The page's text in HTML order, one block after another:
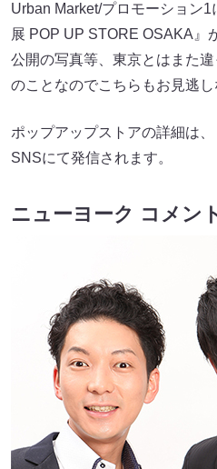
Urban Market/プロモーション
展 POP UP STORE OSAKA』
公開の写真等、東京とはまた
のことなのでこちらもお見逃し
ポップアップストアの詳細は、
SNSにて発信されます。
ニューヨーク コメン